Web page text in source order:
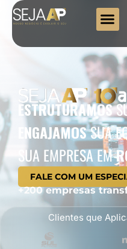
ESTRUTURAMOS
ENGAJAMOSSUA
SUA EMPRESA EM
FALE COM UM
+200 empresas
Clientes que